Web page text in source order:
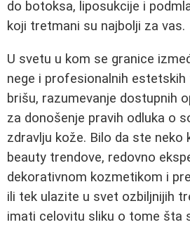
do botoksa, liposukcije i
koji tretmani su najbolji za vas.
U svetu u kom se granice
nege i profesionalnih
brišu, razumevanje dostupnih
za donošenje pravih odluka o
zdravlju kože. Bilo da ste neko
beauty trendove, redovno
dekorativnom kozmetikom i
ili tek ulazite u svet ozbiljnijih
imati celovitu sliku o tome šta